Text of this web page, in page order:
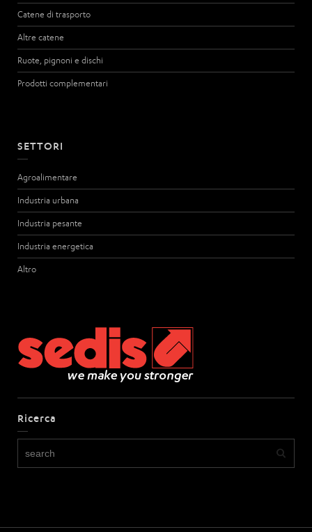
Catene di trasporto
Altre catene
Ruote, pignoni e dischi
Prodotti complementari
SETTORI
Agroalimentare
Industria urbana
Industria pesante
Industria energetica
Altro
Ricerca